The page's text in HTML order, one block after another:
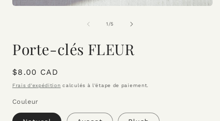
une
fenêtre
1/de
5
Porte-clés FLEUR
Prix
habituel
$8.00 CAD
Frais d'expédition calculés à l'étape de paiement.
Couleur